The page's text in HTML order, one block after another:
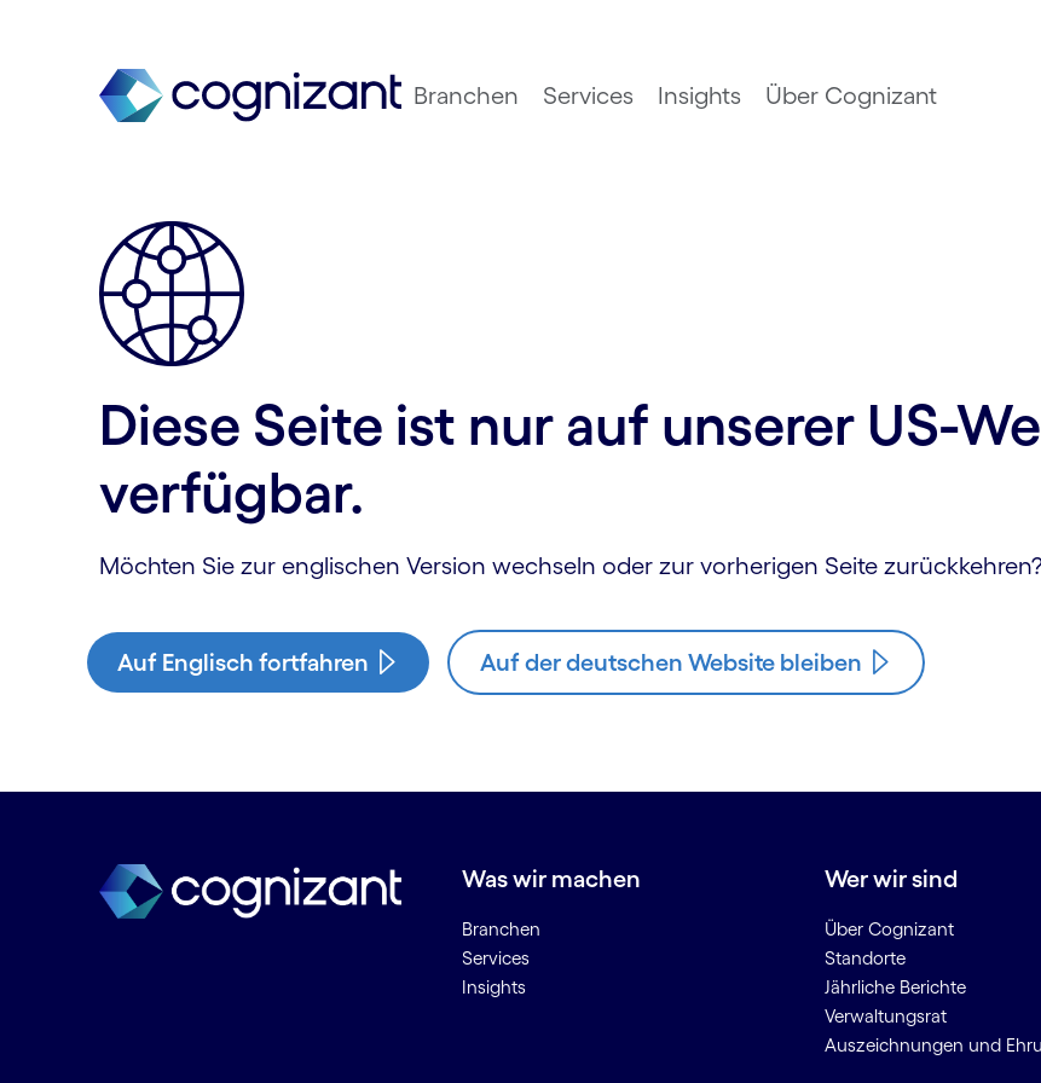
Branchen Services Insights Über Cognizant
Diese Seite ist nur auf unserer US-
verfügbar.
Möchten Sie zur englischen Version wechseln oder zur vorherigen Seite
Auf Englisch fortfahren Auf der deutschen Website bleiben
Was wir machen
Branchen
Services
Insights
Wer wir sind
Über Cognizant
Standorte
Jährliche Berichte
Verwaltungsrat
Auszeichnungen und